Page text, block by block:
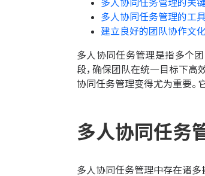
多人协同任务管理的关
多人协同任务管理的工
建立良好的团队协作文化
多人协同任务管理是指多个
段，确保团队在统一目标下高
协同任务管理变得尤为重要。
多人协同任务
多人协同任务管理中存在诸多